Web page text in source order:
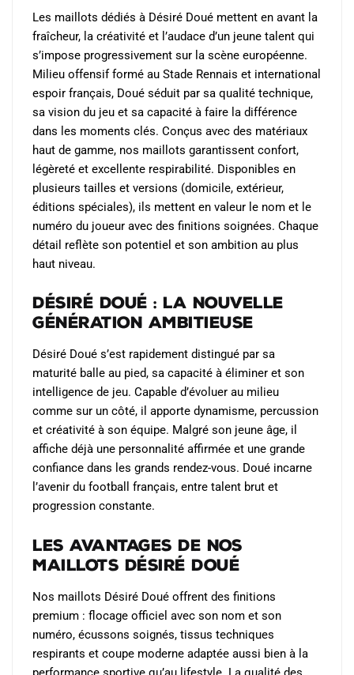
page
produit
Les maillots dédiés à Désiré Doué mettent en avant la
fraîcheur, la créativité et l’audace d’un jeune talent qui
s’impose progressivement sur la scène européenne.
Milieu offensif formé au Stade Rennais et international
espoir français, Doué séduit par sa qualité technique,
sa vision du jeu et sa capacité à faire la différence
dans les moments clés. Conçus avec des matériaux
haut de gamme, nos maillots garantissent confort,
légèreté et excellente respirabilité. Disponibles en
plusieurs tailles et versions (domicile, extérieur,
éditions spéciales), ils mettent en valeur le nom et le
numéro du joueur avec des finitions soignées. Chaque
détail reflète son potentiel et son ambition au plus
haut niveau.
Désiré Doué : La nouvelle
génération ambitieuse
Désiré Doué s’est rapidement distingué par sa
maturité balle au pied, sa capacité à éliminer et son
intelligence de jeu. Capable d’évoluer au milieu
comme sur un côté, il apporte dynamisme, percussion
et créativité à son équipe. Malgré son jeune âge, il
affiche déjà une personnalité affirmée et une grande
confiance dans les grands rendez-vous. Doué incarne
l’avenir du football français, entre talent brut et
progression constante.
Les avantages de nos
maillots Désiré Doué
Nos maillots Désiré Doué offrent des finitions
premium : flocage officiel avec son nom et son
numéro, écussons soignés, tissus techniques
respirants et coupe moderne adaptée aussi bien à la